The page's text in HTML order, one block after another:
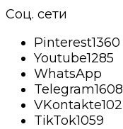
Соц. сети
Pinterest1360
Youtube1285
WhatsApp
Telegram1608
VKontakte102
TikTok1059